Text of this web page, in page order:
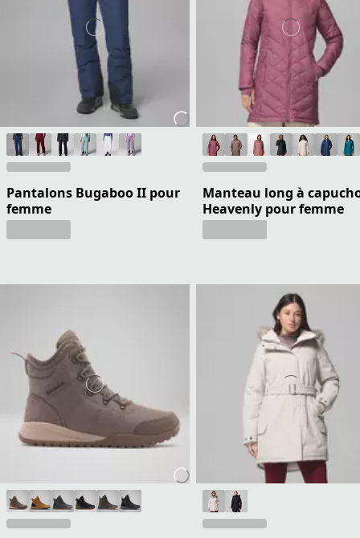
Pantalons Bugaboo II pour
femme
Manteau long à
Heavenly pour femme